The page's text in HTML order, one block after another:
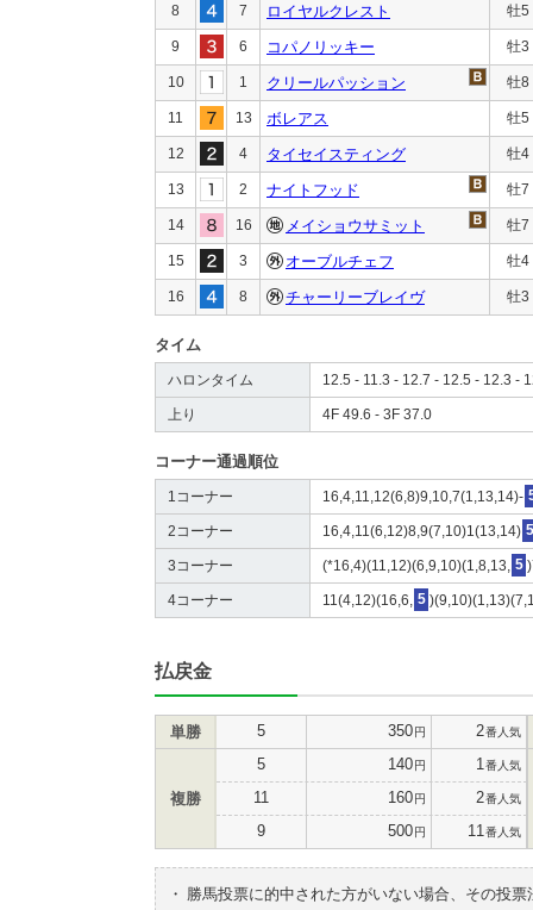
8 7 ロイヤルクレスト 牡5
9 6 コパノリッキー 牡3
10 1 クリールパッション 牡8
11 13 ボレアス 牡5
12 4 タイセイスティング 牡4
13 2 ナイトフッド 牡7
14 16 メイショウサミット 牡7
15 3 オーブルチェフ 牡4
16 8 チャーリーブレイヴ 牡3
タイム
ハロンタイム 12.5 - 11.3 - 12.7 - 12.5 - 12.3 -
上り 4F 49.6 - 3F 37.0
コーナー通過順位
1コーナー 16,4,11,12(6,8)9,10,7(1,13,14)-
2コーナー 16,4,11(6,12)8,9(7,10)1(13,14) 5
3コーナー (*16,4)(11,12)(6,9,10)(1,8,13, 5
4コーナー 11(4,12)(16,6, 5
払戻金
単勝 5 350円 2番人気
複勝
5 140円 1 番人気
11 160円 2番人気
9 500円 11 番人気
・
勝馬投票に的中された方がいない場合、その投